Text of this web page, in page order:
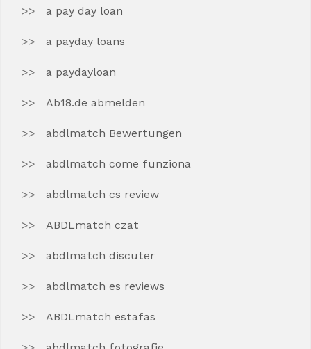
a pay day loan
a payday loans
a paydayloan
Ab18.de abmelden
abdlmatch Bewertungen
abdlmatch come funziona
abdlmatch cs review
ABDLmatch czat
abdlmatch discuter
abdlmatch es reviews
ABDLmatch estafas